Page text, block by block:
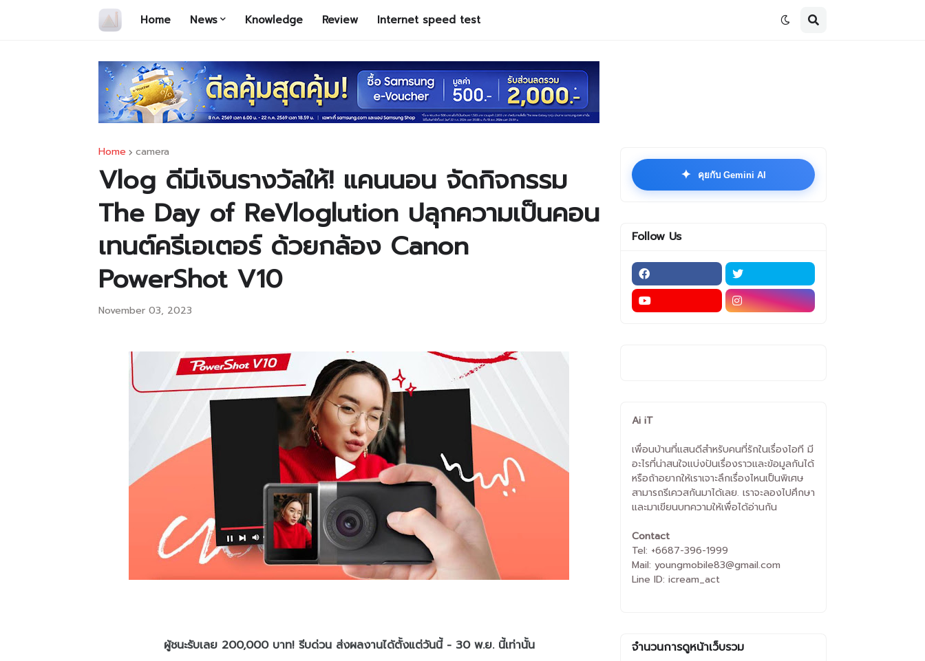
Home News Knowledge Review Internet speed test
Home camera
Vlog ดีมีเงินรางวัลให้! แคนนอน จัดกิจกรรม
The Day of ReVloglution ปลุกความเป็นคอน
เทนต์ครีเอเตอร์ ด้วยกล้อง Canon
PowerShot V10
November 03, 2023
ผู้ชนะรับเลย 200,000 บาท! รีบด่วน ส่งผลงานได้ตั้งแต่วันนี้ - 30 พ.ย. นี้เท่านั้น
✦ คุยกับ Gemini AI
Follow Us
Ai iT
เพื่อนบ้านที่แสนดีสำหรับคนที่รักในเรื่องไอที มี
อะไรที่น่าสนใจแบ่งปันเรื่องราวและข้อมูลกันได้
หรือถ้าอยากให้เราเจาะลึกเรื่องไหนเป็นพิเศษ
สามารถรีเควสกันมาได้เลย. เราจะลองไปศึกษา
และมาเขียนบทความให้เพื่อได้อ่านกัน
Contact
Tel: +6687-396-1999
Mail: youngmobile83@gmail.com
Line ID: icream_act
จำนวนการดูหน้าเว็บรวม